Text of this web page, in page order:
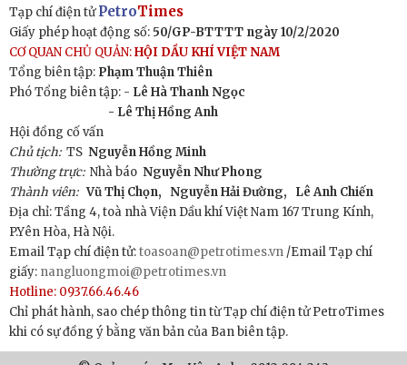
Tạp chí điện tửPetroTimes
Giấy phép hoạt động số: 50/GP-BTTTT ngày 10/2/2020
CƠ QUAN CHỦ QUẢN:HỘI DẦU KHÍ VIỆT NAM
Tổng biên tập: Phạm Thuận Thiên
Phó Tổng biên tập: - Lê Hà Thanh Ngọc
- Lê Thị Hồng Anh
Hội đồng cố vấn
Chủ tịch:TS Nguyễn Hồng Minh
Thường trực: Nhà báo Nguyễn Như Phong
Thành viên: Vũ Thị Chọn, Nguyễn Hải Đường,
Lê Anh Chiến
Địa chỉ: Tầng 4, toà nhà Viện Dầu khí Việt Nam 167 Trung Kính,
P.Yên Hòa, Hà Nội.
Email Tạp chí điện tử:toasoan@petrotimes.vn /Email Tạp chí
giấy: nangluongmoi@petrotimes.vn
Hotline: 0937.66.46.46
Chỉ phát hành, sao chép thông tin từ Tạp chí điện tử PetroTimes
khi có sự đồng ý bằng văn bản của Ban biên tập.